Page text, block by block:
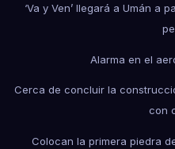
‘Va y Ven’ llegará a Umán a
Alarma en el
Cerca de concluir la
con
Colocan la primera piedra